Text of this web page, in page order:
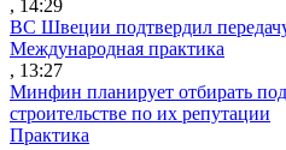
, 14:29
ВС Швеции подтвердил
Международная практика
, 13:27
Минфин планирует отбирать
строительстве по их репутации
Практика